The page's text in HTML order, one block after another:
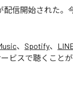
が配信開始された
、 Spotify、
ビスで聴くことが